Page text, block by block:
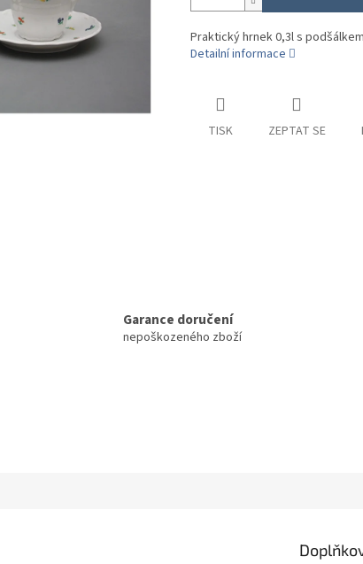
Praktický hrnek 0,3l s
Detailní informace
TISK ZEPTAT SE
Garance doručení
nepoškozeného zboží